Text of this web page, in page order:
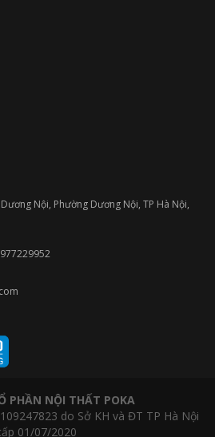
Nội, Phường Dương Nội, TP Hà Nội,
PHẦN NỘI THẤT POKA
do Sở KH và ĐT TP Hà Nội
01/07/2020